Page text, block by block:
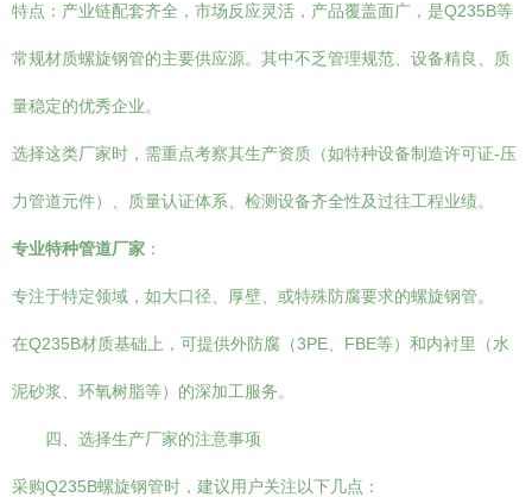
特点：产业链配套齐全，市场反应灵活，产品覆盖面广，是Q235B等
常规材质螺旋钢管的主要供应源。其中不乏管理规范、设备精良、质
量稳定的优秀企业。
选择这类厂家时，需重点考察其生产资质（如特种设备制造许可证-压
力管道元件）、质量认证体系、检测设备齐全性及过往工程业绩。
专业特种管道厂家 ：
专注于特定领域，如大口径、厚壁、或特殊防腐要求的螺旋钢管。
在Q235B材质基础上，可提供外防腐（3PE、FBE等）和内衬里（水
泥砂浆、环氧树脂等）的深加工服务。
四、选择生产厂家的注意事项
采购Q235B螺旋钢管时，建议用户关注以下几点：